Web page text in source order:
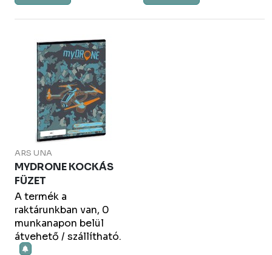
ARS UNA
MYDRONE KOCKÁS
FÜZET
A termék a
raktárunkban van, 0
munkanapon belül
átvehető / szállítható.